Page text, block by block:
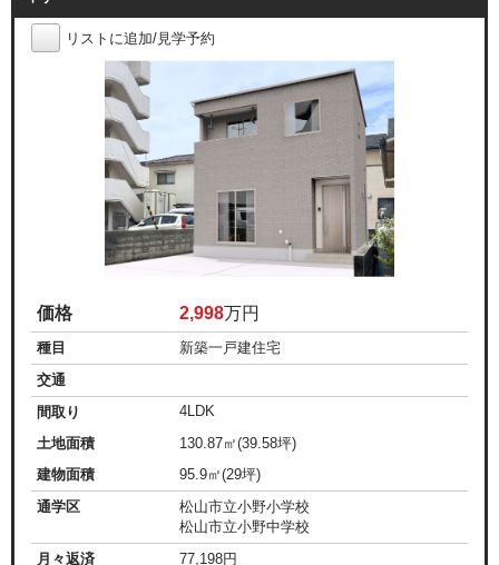
リストに追加/見学予約
価格 2,998万円
種目
新築一戸建住宅
交通
間取り
4LDK
土地面積
130.87㎡(39.58坪)
建物面積
95.9㎡(29坪)
通学区
松山市立小野小学校
松山市立小野中学校
月々返済
77,198円